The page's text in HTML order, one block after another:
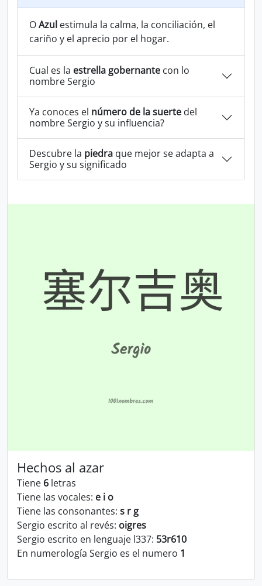
OAzul estimula la calma, la conciliación, el
cariño y el aprecio por el hogar.
Cual es la estrella gobernante con lo
nombre Sergio
Ya conoces el número de la suerte del
nombre Sergio y su influencia?
Descubre la piedra que mejor se adapta a
Sergio y su significado
Hechos al azar
Tiene 6 letras
Tiene las vocales: e i o
Tiene las consonantes: s r g
Sergio escrito al revés: oigres
Sergio escrito en lenguaje l337: 53r610
En numerología Sergio es el numero 1